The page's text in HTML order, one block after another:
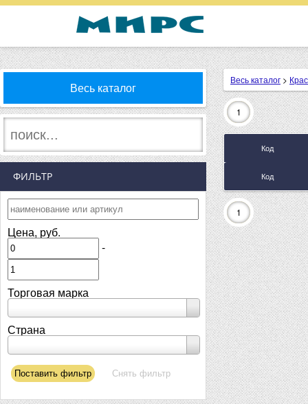
Весь каталог
ФИЛЬТР
Цена, руб.
-
Торговая марка
Страна
Весь каталог >
1
Код
Код
1